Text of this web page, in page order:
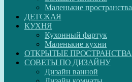
Маленькие пространства
ДЕТСКАЯ
КУХНЯ
Кухонный фартук
Маленькие кухни
ОТКРЫТЫЕ ПРОСТРАНСТВА
СОВЕТЫ ПО ДИЗАЙНУ
Дизайн ванной